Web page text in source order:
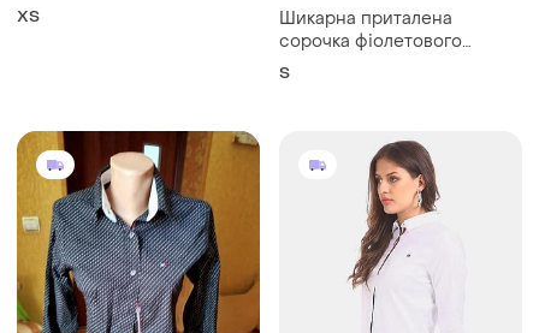
ХS
Шикарна приталена
сорочка фіолетового
кольору в білу смужку
S